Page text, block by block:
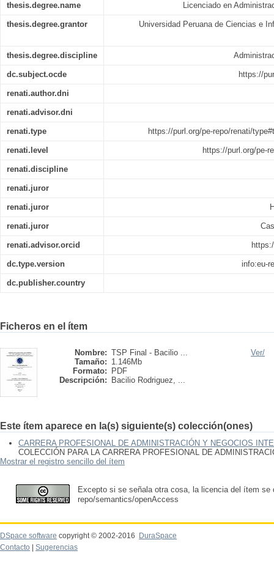
thesis.degree.name Licenciado en
thesis.degree.grantor Universidad Peruana de Ciencias e
thesis.degree.discipline
dc.subject.ocde https://
renati.author.dni
renati.advisor.dni
renati.type https://purl.org/pe-repo/renati/
renati.level https://purl.org/pe-
renati.discipline
renati.juror
renati.juror
renati.juror
renati.advisor.orcid
dc.type.version info:eu-
dc.publisher.country
Ficheros en el ítem
Nombre: TSP Final - Bacilio ...
Tamaño: 1.146Mb
Formato:
PDF
Descripción:
Bacilio Rodriguez, ...
Ver/
Este ítem aparece en la(s) siguiente(s) colección(ones)
CARRERA PROFESIONAL DE ADMINISTRACIÓN Y NEGOCIOS
COLECCIÓN PARA LA CARRERA PROFESIONAL DE
Mostrar el registro sencillo del ítem
Excepto si se señala otra cosa, la licencia del ítem se
repo/semantics/openAccess
DSpace software copyright © 2002-2016
DuraSpace
Contacto
Sugerencias